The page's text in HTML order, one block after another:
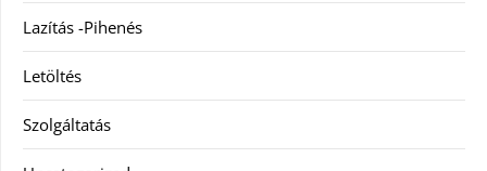
Lazítás -Pihenés
Letöltés
Szolgáltatás